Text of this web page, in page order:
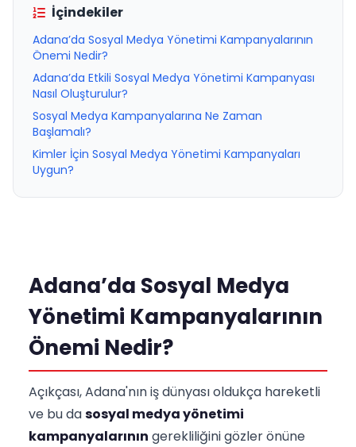
İçindekiler
Adana’da Sosyal Medya Yönetimi Kampanyalarının
Önemi Nedir?
Adana’da Etkili Sosyal Medya Yönetimi Kampanyası
Nasıl Oluşturulur?
Sosyal Medya Kampanyalarına Ne Zaman
Başlamalı?
Kimler İçin Sosyal Medya Yönetimi Kampanyaları
Uygun?
Adana’da Sosyal Medya
Yönetimi Kampanyalarının
Önemi Nedir?
Açıkçası, Adana'nın iş dünyası oldukça hareketli
ve bu dasosyal medya yönetimi
kampanyalarının gerekliliğini gözler önüne